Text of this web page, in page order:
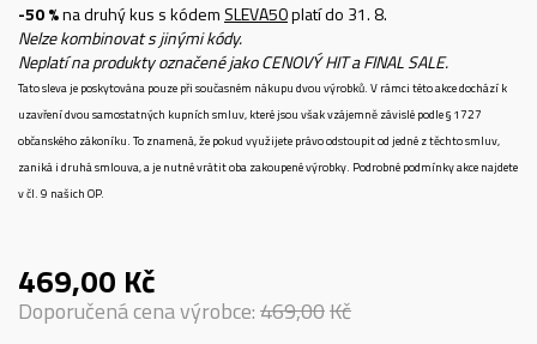
-50 %na druhý kus s kódem SLEVA50platí do 31. 8.
Nelze kombinovat s jinými kódy.
Neplatí na produkty označené jako CENOVÝ HIT a FINAL SALE.
Tato sleva je poskytována pouze při současném nákupu dvou výrobků. V rámci této akce dochází k
uzavření dvou samostatných kupních smluv, které jsou však vzájemně závislé podle § 1727
občanského zákoníku. To znamená, že pokud využijete právo odstoupit od jedné z těchto smluv,
zaniká i druhá smlouva, a je nutné vrátit oba zakoupené výrobky. Podrobné podmínky akce najdete
v čl. 9 našich OP.
469,00 Kč
Doporučená cena výrobce:469,00Kč